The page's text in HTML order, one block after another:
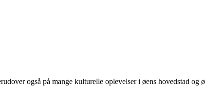
også på mange kulturelle oplevelser i øens hovedstad